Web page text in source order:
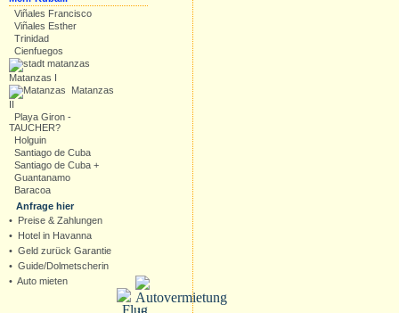
Viñales Francisco
Viñales Esther
Trinidad
Cienfuegos
Matanzas I
Matanzas
II
Playa Giron -
TAUCHER?
Holguin
Santiago de Cuba
Santiago de Cuba +
Guantanamo
Baracoa
Anfrage hier
• Preise & Zahlungen
• Hotel in Havanna
• Geld zurück Garantie
• Guide/Dolmetscherin
• Auto mieten